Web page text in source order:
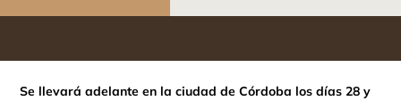
Se llevará adelante en la ciudad de Córdoba los días 28 y